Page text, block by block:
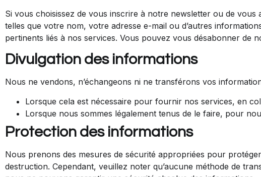
Si vous choisissez de vous inscrire à notre newsletter ou de
telles que votre nom, votre adresse e-mail ou d’autres
pertinents liés à nos services. Vous pouvez vous désabonner de
Divulgation des informations
Nous ne vendons, n’échangeons ni ne transférons vos
Lorsque cela est nécessaire pour fournir nos services, en
Lorsque nous sommes légalement tenus de le faire, pour
Protection des informations
Nous prenons des mesures de sécurité appropriées pour
destruction. Cependant, veuillez noter qu’aucune méthode de